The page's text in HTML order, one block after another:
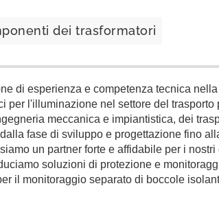
dei trasformatori
di esperienza e competenza tecnica
per l'illuminazione nel settore del trasporto
meccanica e impiantistica, dei
fase di sviluppo e progettazione fino
un partner forte e affidabile per i
soluzioni di protezione e
il monitoraggio separato di boccole